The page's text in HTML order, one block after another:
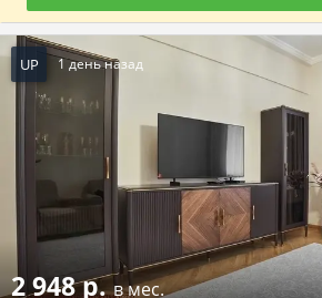
UP 1 день назад
2 948 р.в мес.